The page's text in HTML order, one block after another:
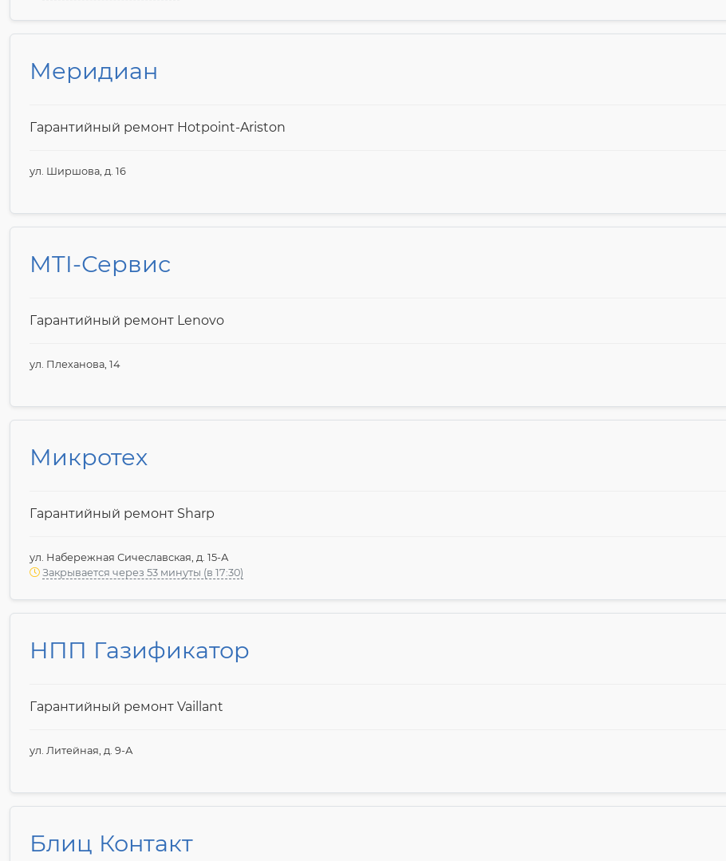
Меридиан
Гарантийный ремонт Hotpoint-Ariston
ул. Ширшова, д. 16
MTI-Сервис
Гарантийный ремонт Lenovo
ул. Плеханова, 14
Микротех
Гарантийный ремонт Sharp
ул. Набережная Сичеславская, д. 15-А
Закрывается через 53 минуты (в 17:30)
НПП Газификатор
Гарантийный ремонт Vaillant
ул. Литейная, д. 9-А
Блиц Контакт